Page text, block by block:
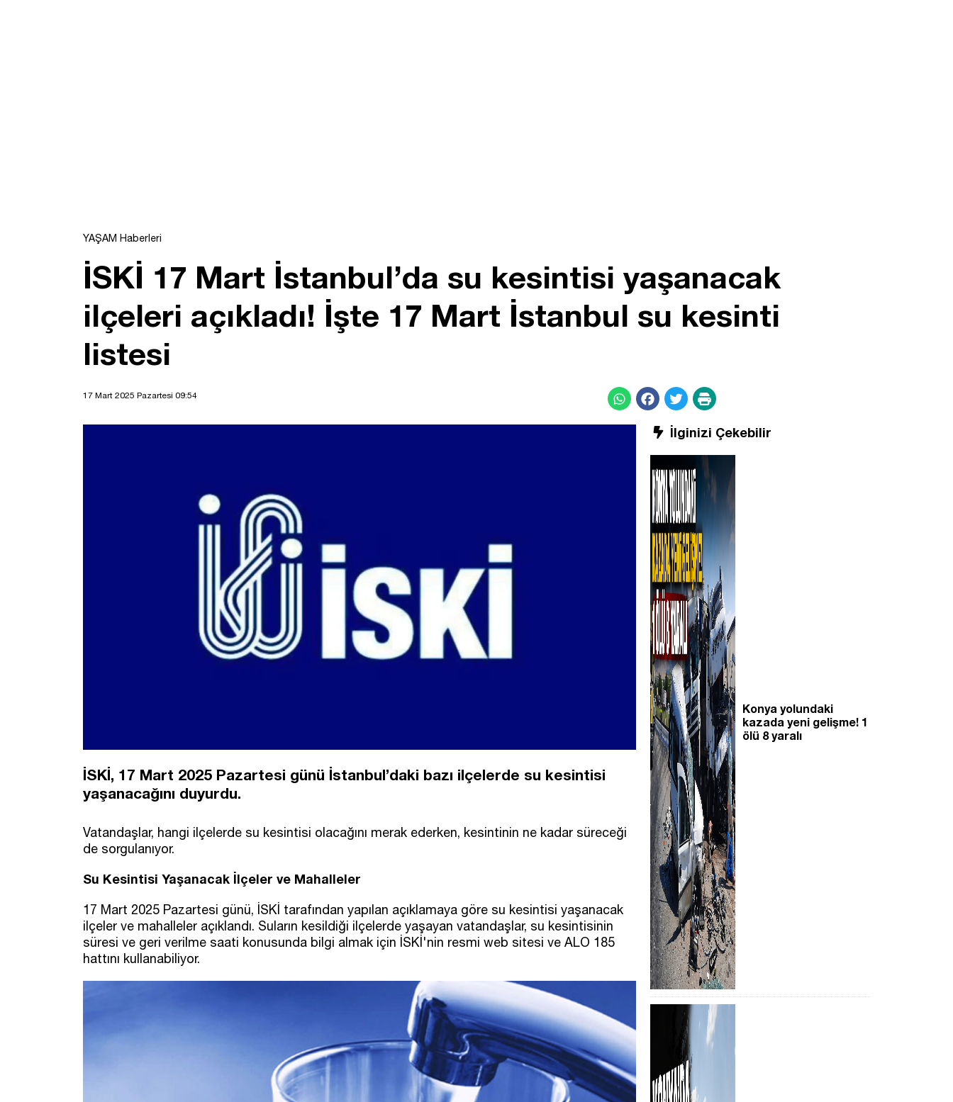
YAŞAM Haberleri
İSKİ 17 Mart İstanbul’da su kesintisi yaşanacak
ilçeleri açıkladı! İşte 17 Mart İstanbul su kesinti
listesi
17 Mart 2025 Pazartesi 09:54
İSKİ, 17 Mart 2025 Pazartesi günü İstanbul’daki bazı ilçelerde su kesintisi
yaşanacağını duyurdu.
Vatandaşlar, hangi ilçelerde su kesintisi olacağını merak ederken, kesintinin ne kadar süreceği
de sorgulanıyor.
Su Kesintisi Yaşanacak İlçeler ve Mahalleler
17 Mart 2025 Pazartesi günü, İSKİ tarafından yapılan açıklamaya göre su kesintisi yaşanacak
ilçeler ve mahalleler açıklandı. Suların kesildiği ilçelerde yaşayan vatandaşlar, su kesintisinin
süresi ve geri verilme saati konusunda bilgi almak için İSKİ'nin resmi web sitesi ve ALO 185
hattını kullanabiliyor.
İlginizi Çekebilir
Konya yolundaki
kazada yeni gelişme! 1
ölü 8 yaralı